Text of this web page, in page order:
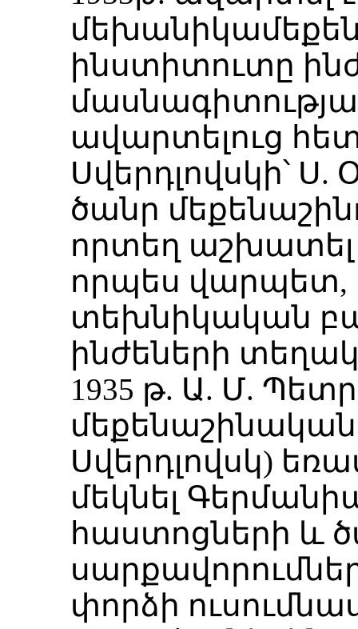
ինստիտուտը
ավարտելուց
Սվերդլովսկի՝
ծանր
որտեղ աշխատել
որպես
տեխնիկական
ինժեների
1935 թ. Ա. Մ.
Սվերդլովսկ)
մեկնել
հաստոցների և
փորձի